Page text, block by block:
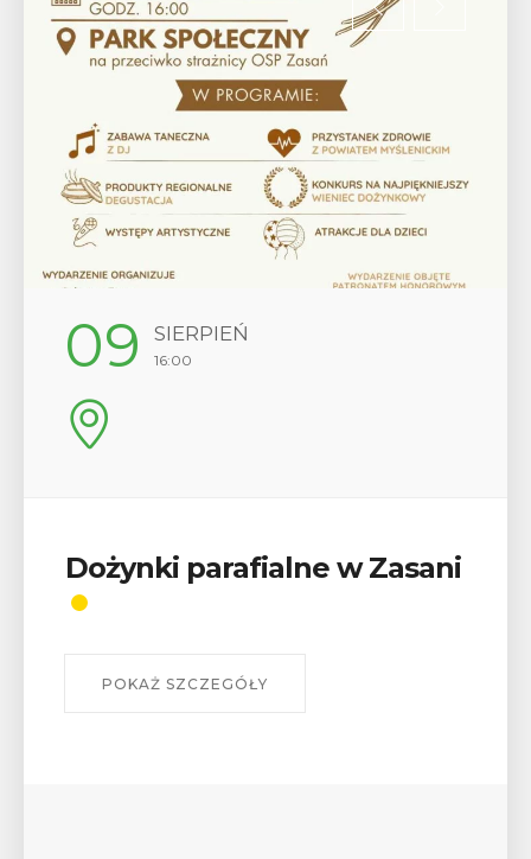
12 SIERPIEŃ
17:00
Wykład „Jak zdobyć
W środę 12 sierpnia o godz. 17 w Miejskiej